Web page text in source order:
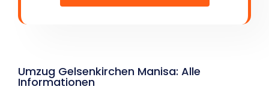
Umzug Gelsenkirchen Manisa: Alle
Informationen